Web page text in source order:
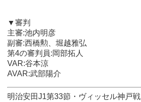
AVAR:武部陽介
明治安田J1第33節・ヴィッセル神戸戦
日時:2025年10月4日(土)17:03キックオフ
会場：埼玉スタジアム2002
入場者数:38,062人
天気:曇のち雨
気温:21.2℃
▼審判
主審:池内明彦
副審:西橋勲、堀越雅弘
第4の審判員:岡部拓人
VAR:谷本涼
AVAR:武部陽介
明治安田J1第33節・ヴィッセル神戸戦